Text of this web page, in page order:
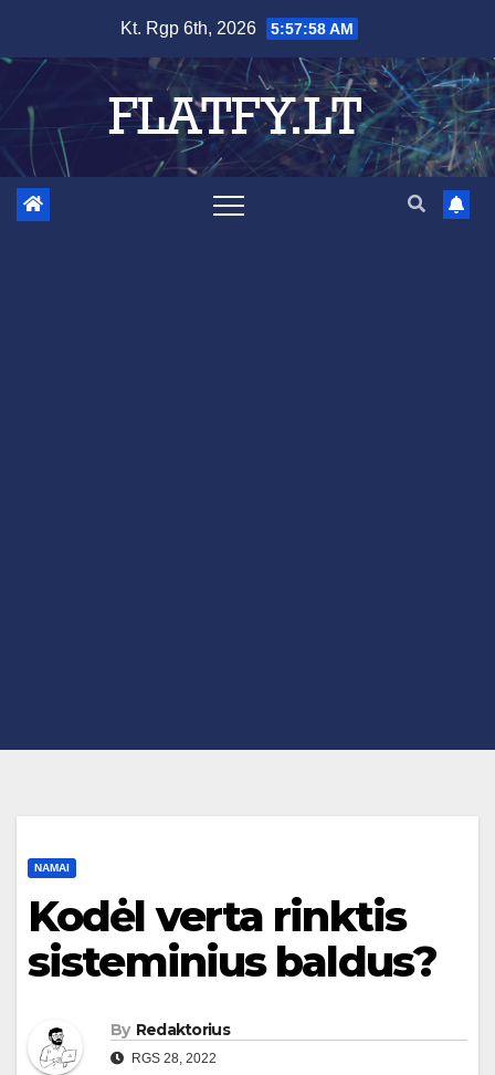
content
Kt. Rgp 6th, 2026 5:57:59 AM
NAMAI
Kodėl verta rinktis
sisteminius baldus?
By Redaktorius
RGS 28, 2022